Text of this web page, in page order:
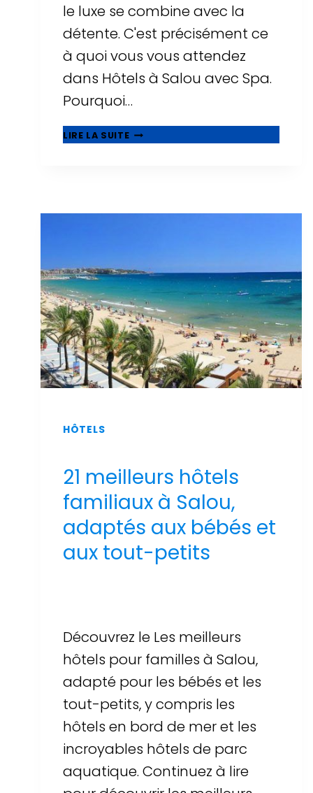
le luxe se combine avec la
détente. C'est précisément ce
à quoi vous vous attendez
dans Hôtels à Salou avec Spa.
Pourquoi…
LIRE LA SUITEUNE
AVENTURE
DÉTENTE
HÔTELS
DE
SALOU
AVEC
UN
SPA
AU
MEILLEUR
PRIX
HÔTELS
21 meilleurs hôtels
familiaux à Salou,
adaptés aux bébés et
aux tout-petits
Découvrez le Les meilleurs
hôtels pour familles à Salou,
adapté pour les bébés et les
tout-petits, y compris les
hôtels en bord de mer et les
incroyables hôtels de parc
aquatique. Continuez à lire